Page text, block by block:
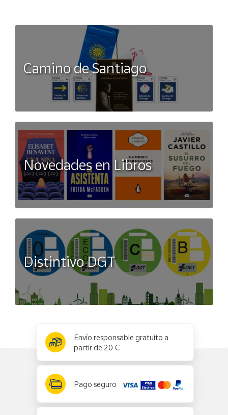
Camino de Santiago
Novedades en Libros
Distintivo DGT
Envío responsable gratuito a
partir de 20 €
Pago seguro